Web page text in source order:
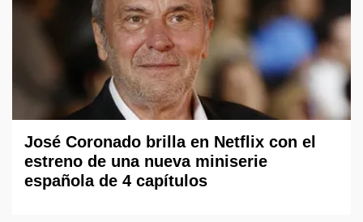
José Coronado brilla en Netflix con el
estreno de una nueva miniserie
española de 4 capítulos